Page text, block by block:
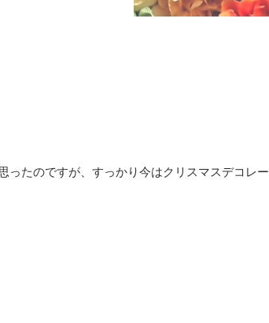
ったのですが、すっかり今はクリスマスデコレー